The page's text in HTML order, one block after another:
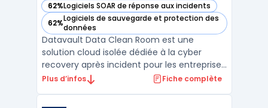
62%Logiciels SOAR de réponse aux incidents
— voir Datavault Data Clean Room dans cette catégorie
62%Logiciels de sauvegarde et protection des
données
— voir Datavault Data Clean Room dans cette catégorie
Datavault Data Clean Room est une
solution cloud isolée dédiée à la cyber
recovery après incident pour les entreprises
confrontées aux risques de contamination
Plus d’infos Fiche complète